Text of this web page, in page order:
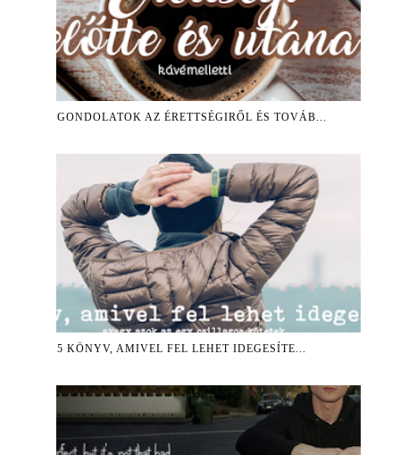
GONDOLATOK AZ ÉRETTSÉGIRŐL ÉS TOVÁB...
5 KÖNYV, AMIVEL FEL LEHET IDEGESÍTE...